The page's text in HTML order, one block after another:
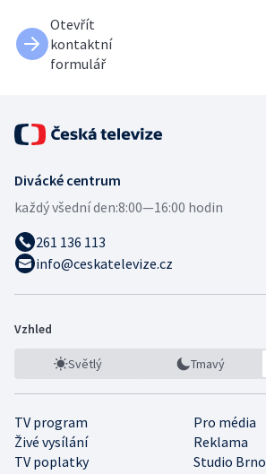
Otevřít
kontaktní
formulář
Divácké centrum
každý všední den:8:00—16:00 hodin
261 136 113
info@ceskatelevize.cz
Vzhled
Světlý Tmavý
TV program
Pro média
Živé vysílání
Reklama
TV poplatky
Studio Brno